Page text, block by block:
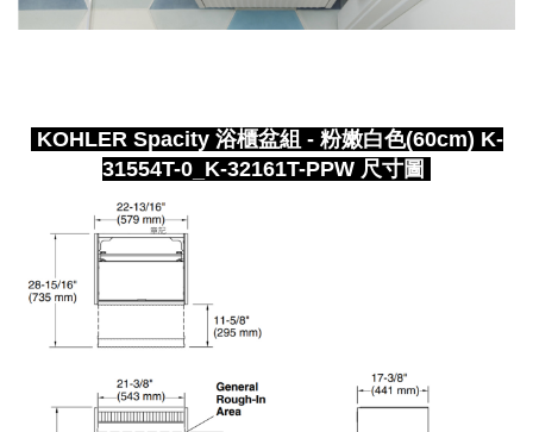
KOHLER Spacity 浴櫃盆組 - 粉嫩白色(60cm) K-
31554T-0_K-32161T-PPW 尺寸圖